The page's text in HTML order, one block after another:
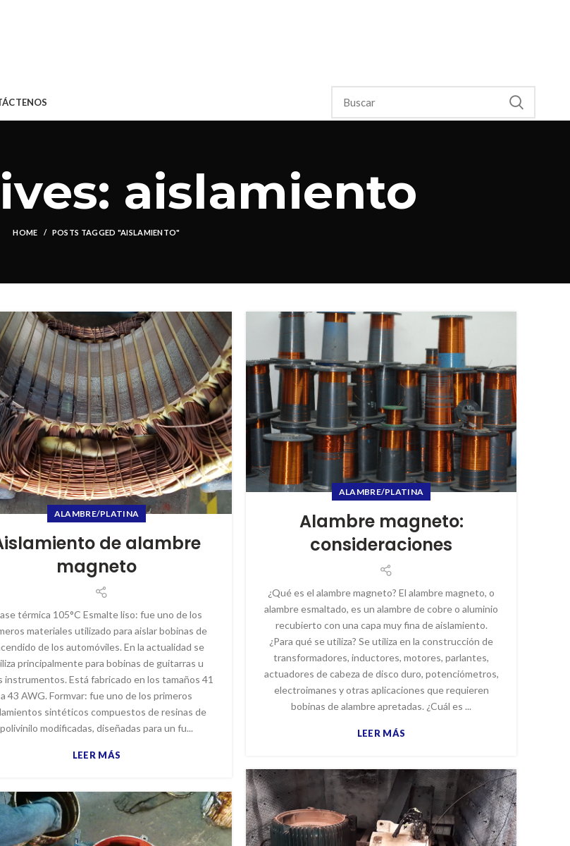
aislamiento
HOME POSTS TAGGED "AISLAMIENTO"
ALAMBRE/PLATINA
de alambre
magneto
térmica 105°C Esmalte liso: fue uno de los
materiales utilizado para aislar bobinas de
de los automóviles. En la actualidad se
principalmente para bobinas de guitarras u
instrumentos. Está fabricado en los tamaños 41
a 43 AWG. Formvar: fue uno de los primeros
sintéticos compuestos de resinas de
polivinilo modificadas, diseñadas para un fu...
LEER MÁS
ALAMBRE/PLATINA
Alambre magneto:
consideraciones
¿Qué es el alambre magneto? El alambre magneto, o
alambre esmaltado, es un alambre de cobre o aluminio
recubierto con una capa muy fina de aislamiento.
¿Para qué se utiliza? Se utiliza en la construcción de
transformadores, inductores, motores, parlantes,
actuadores de cabeza de disco duro, potenciómetros,
electroimanes y otras aplicaciones que requieren
bobinas de alambre apretadas. ¿Cuál es ...
LEER MÁS